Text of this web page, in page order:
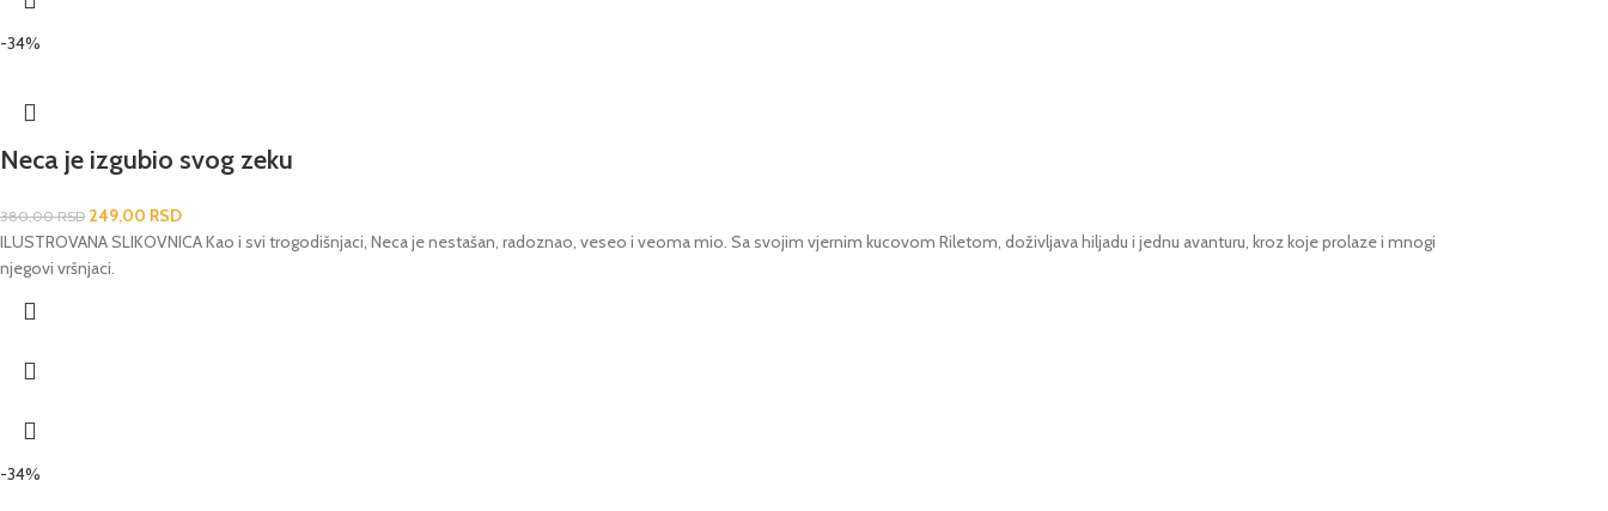
-34%
Neca je izgubio svog zeku
380,00RSD 249,00 RSD
ILUSTROVANA SLIKOVNICA Kao i svi trogodišnjaci, Neca je nestašan, radoznao, veseo i veoma mio. Sa svojim vjernim kucovom Riletom, doživljava hiljadu i jednu avanturu, kroz koje prolaze i mnogi
njegovi vršnjaci.
-34%